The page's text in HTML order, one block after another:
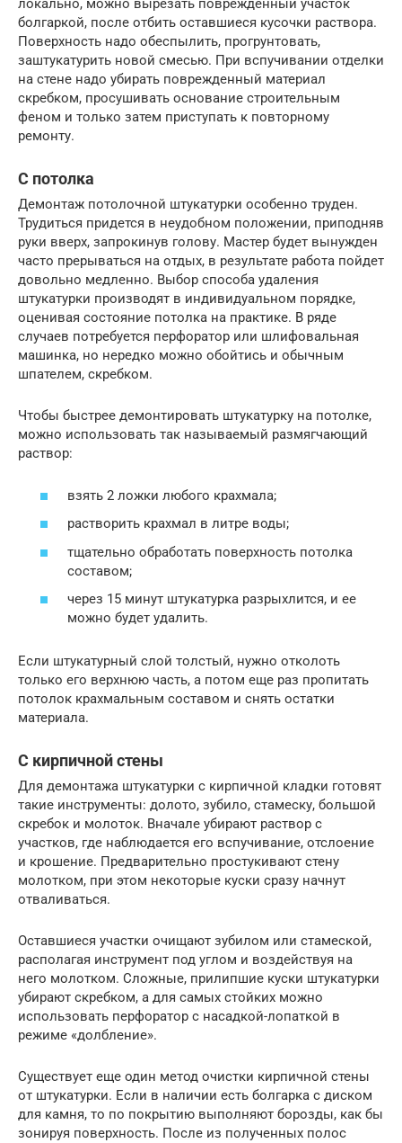
локально, можно вырезать поврежденный участок
болгаркой, после отбить оставшиеся кусочки раствора.
Поверхность надо обеспылить, прогрунтовать,
заштукатурить новой смесью. При вспучивании отделки
на стене надо убирать поврежденный материал
скребком, просушивать основание строительным
феном и только затем приступать к повторному
ремонту.
С потолка
Демонтаж потолочной штукатурки особенно труден.
Трудиться придется в неудобном положении, приподняв
руки вверх, запрокинув голову. Мастер будет вынужден
часто прерываться на отдых, в результате работа пойдет
довольно медленно. Выбор способа удаления
штукатурки производят в индивидуальном порядке,
оценивая состояние потолка на практике. В ряде
случаев потребуется перфоратор или шлифовальная
машинка, но нередко можно обойтись и обычным
шпателем, скребком.
Чтобы быстрее демонтировать штукатурку на потолке,
можно использовать так называемый размягчающий
раствор:
взять 2 ложки любого крахмала;
растворить крахмал в литре воды;
тщательно обработать поверхность потолка
составом;
через 15 минут штукатурка разрыхлится, и ее
можно будет удалить.
Если штукатурный слой толстый, нужно отколоть
только его верхнюю часть, а потом еще раз пропитать
потолок крахмальным составом и снять остатки
материала.
С кирпичной стены
Для демонтажа штукатурки с кирпичной кладки готовят
такие инструменты: долото, зубило, стамеску, большой
скребок и молоток. Вначале убирают раствор с
участков, где наблюдается его вспучивание, отслоение
и крошение. Предварительно простукивают стену
молотком, при этом некоторые куски сразу начнут
отваливаться.
Оставшиеся участки очищают зубилом или стамеской,
располагая инструмент под углом и воздействуя на
него молотком. Сложные, прилипшие куски штукатурки
убирают скребком, а для самых стойких можно
использовать перфоратор с насадкой-лопаткой в
режиме «долбление».
Существует еще один метод очистки кирпичной стены
от штукатурки. Если в наличии есть болгарка с диском
для камня, то по покрытию выполняют борозды, как бы
зонируя поверхность. После из полученных полос